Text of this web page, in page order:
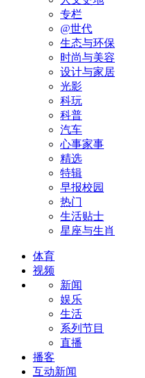
专栏
@世代
生态与环保
时尚与美容
设计与家居
光影
科玩
科普
汽车
心事家事
精选
特辑
早报校园
热门
生活贴士
星座与生肖
体育
视频
新闻
娱乐
生活
系列节目
直播
播客
互动新闻